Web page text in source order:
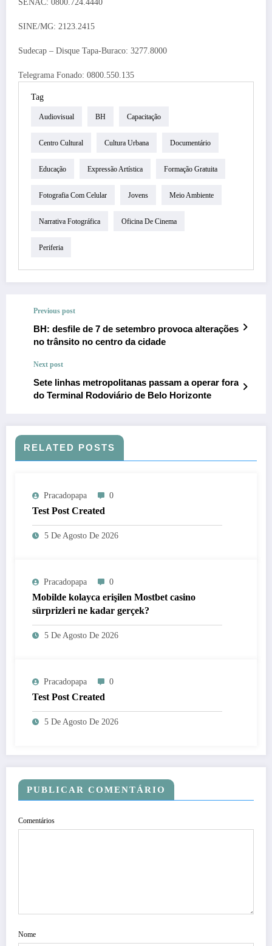
SENAC: 0800.724.4440
SINE/MG: 2123.2415
Sudecap – Disque Tapa-Buraco: 3277.8000
Telegrama Fonado: 0800.550.135
Tag
Audiovisual BH Capacitação
Centro Cultural Cultura Urbana Documentário
Educação Expressão Artística Formação Gratuita
Fotografia Com Celular Jovens Meio Ambiente
Narrativa Fotográfica Oficina De Cinema
Periferia
Previous post
BH: desfile de 7 de setembro provoca alterações
no trânsito no centro da cidade
Next post
Sete linhas metropolitanas passam a operar fora
do Terminal Rodoviário de Belo Horizonte
RELATED POSTS
Pracadopapa 0
Test Post Created
5 De Agosto De 2026
Pracadopapa 0
Mobilde kolayca erişilen Mostbet casino
sürprizleri ne kadar gerçek?
5 De Agosto De 2026
Pracadopapa 0
Test Post Created
5 De Agosto De 2026
PUBLICAR COMENTÁRIO
Comentários
Nome